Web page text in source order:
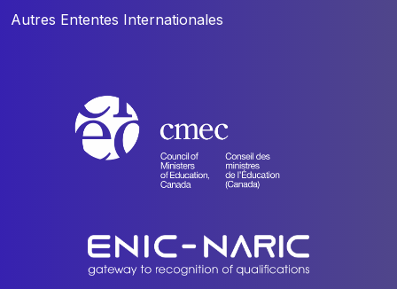
Autres Ententes Internationales